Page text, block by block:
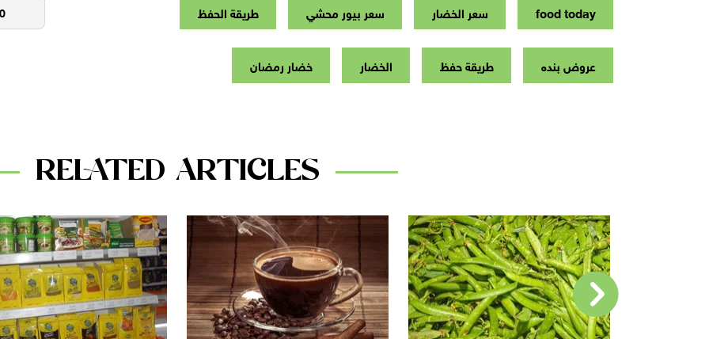
food today سعر الخضار سعر بيور محشي طريقة الحفظ
عروض بنده طريقة حفظ الخضار خضار رمضان
RELATED ARTICLES